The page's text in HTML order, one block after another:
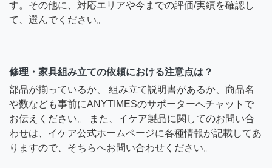
す。その他に、対応エリアや今までの評価/実績を確認し
て、選んでください。
修理・家具組み立ての依頼における注意点は？
部品が揃っているか、 組み立て説明書があるか、商品名
や数なども事前にANYTIMESのサポーターへチャットで
お伝えください。 また、イケア製品に関してのお問い合
わせは、イケア公式ホームページに各種情報が記載してあ
りますので、そちらへお問い合わせください。